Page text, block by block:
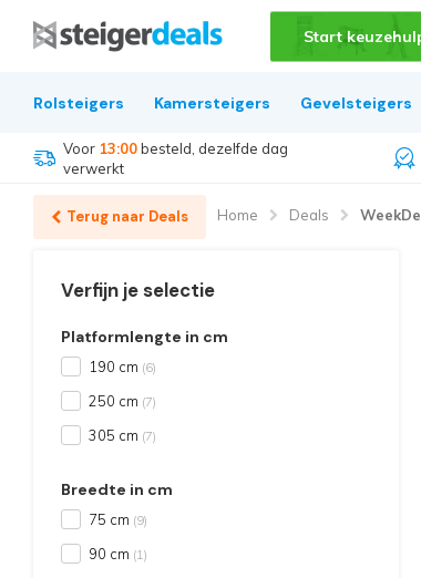
Start
Rolsteigers Kamersteigers Gevelsteigers
Voor 13:00besteld, dezelfde dag
verwerkt
Terug naar Deals Home Deals
Verfijn je selectie
Platformlengte in cm
190 cm (6)
250 cm (7)
305 cm (7)
Breedte in cm
75 cm (9)
90 cm (1)